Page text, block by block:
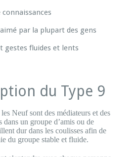
connaissances
par la plupart des gens
gestes fluides et lents
du Type 9
Neuf sont des médiateurs et des
dans un groupe d’amis ou de
dur dans les coulisses afin de
du groupe stable et fluide.